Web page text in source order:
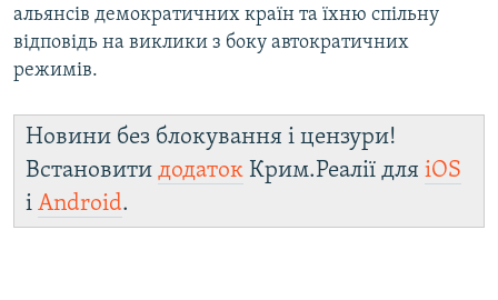
альянсів демократичних країн та їхню спільну
відповідь на виклики з боку автократичних
режимів.
Новини без блокування і цензури!
Встановити додаток Крим.Реалії для iOS
і Android.